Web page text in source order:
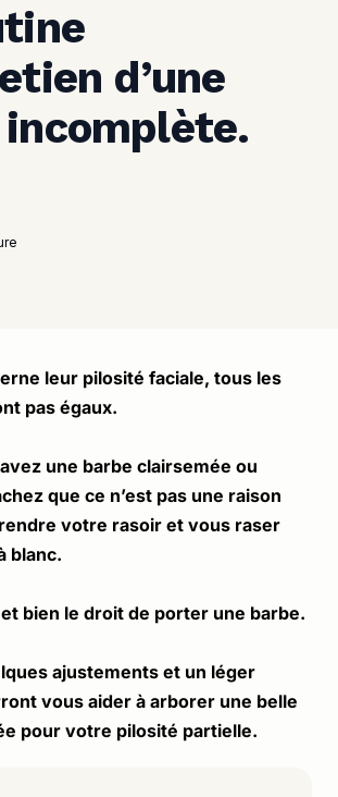
d’une
leur pilosité faciale, tous les
pas égaux.
une barbe clairsemée ou
que ce n’est pas une raison
votre rasoir et vous raser
blanc.
bien le droit de porter une barbe.
ajustements et un léger
vous aider à arborer une belle
pour votre pilosité partielle.